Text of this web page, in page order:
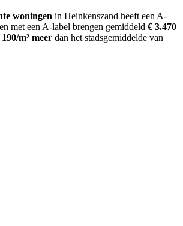
woningen in Heinkenszand heeft een A-
met een A-label brengen gemiddeld € 3.470
190/m² meer dan het stadsgemiddelde van